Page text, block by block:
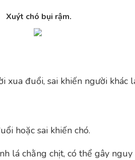
Xuýt chó bụi rậm.
xua đuổi, sai khiến người khác
hoặc sai khiến chó.
lá chằng chịt, có thể gây